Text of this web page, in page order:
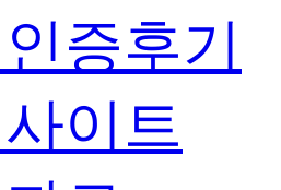
증후기
이트